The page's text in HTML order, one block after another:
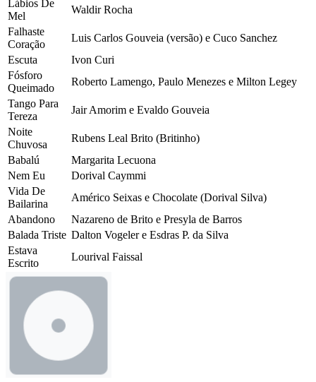
Lábios De
Mel
Waldir Rocha
Falhaste
Coração
Luis Carlos Gouveia (versão) e Cuco Sanchez
Escuta
Ivon Curi
Fósforo
Queimado
Roberto Lamengo, Paulo Menezes e Milton Legey
Tango Para
Tereza
Jair Amorim e Evaldo Gouveia
Noite
Chuvosa
Rubens Leal Brito (Britinho)
Babalú
Margarita Lecuona
Nem Eu
Dorival Caymmi
Vida De
Bailarina
Américo Seixas e Chocolate (Dorival Silva)
Abandono
Nazareno de Brito e Presyla de Barros
Balada Triste Dalton Vogeler e Esdras P. da Silva
Estava
Escrito
Lourival Faissal